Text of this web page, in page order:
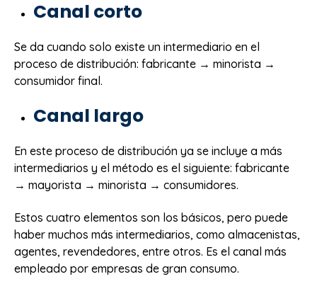
Canal corto
Se da cuando solo existe un intermediario en el
proceso de distribución: fabricante → minorista →
consumidor final.
Canal largo
En este proceso de distribución ya se incluye a más
intermediarios y el método es el siguiente: fabricante
→ mayorista → minorista → consumidores.
Estos cuatro elementos son los básicos, pero puede
haber muchos más intermediarios, como almacenistas,
agentes, revendedores, entre otros. Es el canal más
empleado por empresas de gran consumo.